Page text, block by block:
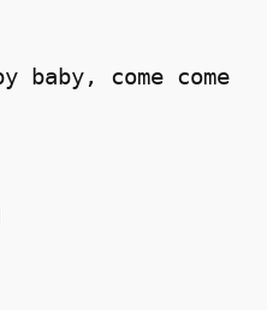
baby, come come